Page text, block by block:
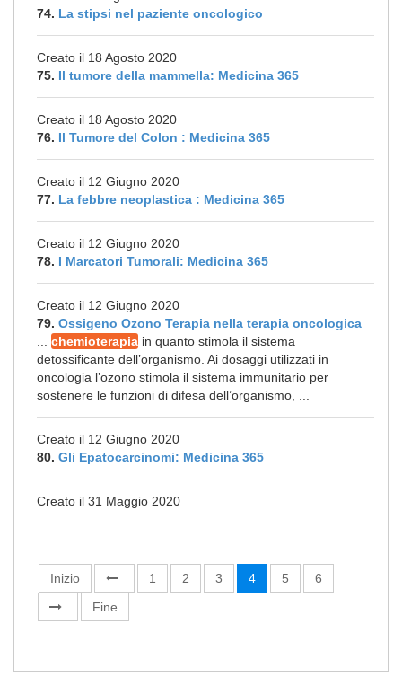
74. La stipsi nel paziente oncologico
Creato il 18 Agosto 2020
75. Il tumore della mammella: Medicina 365
Creato il 18 Agosto 2020
76. Il Tumore del Colon : Medicina 365
Creato il 12 Giugno 2020
77. La febbre neoplastica : Medicina 365
Creato il 12 Giugno 2020
78. I Marcatori Tumorali: Medicina 365
Creato il 12 Giugno 2020
79. Ossigeno Ozono Terapia nella terapia oncologica
chemioterapia in quanto stimola il sistema
detossificante dell’organismo. Ai dosaggi utilizzati in
oncologia l’ozono stimola il sistema immunitario per
sostenere le funzioni di difesa dell’organismo, ...
Creato il 12 Giugno 2020
80. Gli Epatocarcinomi: Medicina 365
Creato il 31 Maggio 2020
Inizio 1 2 3 4 5
6
Fine